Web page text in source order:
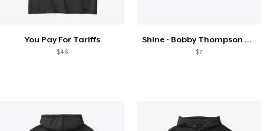
You Pay For Tariffs
$46
Shine - Bobby Thompson Band Merch
$7